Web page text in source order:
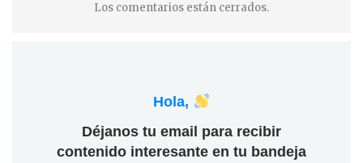
Los comentarios están cerrados.
Hola,
Déjanos tu email para recibir
contenido interesante en tu bandeja